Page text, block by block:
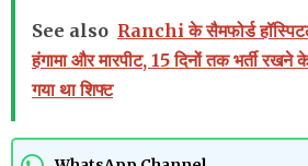
See also Ranchi के सैमफोर्ड
हंगामा और मारपीट, 15 दिनों तक भर्ती रखने
गया था शिफ्ट